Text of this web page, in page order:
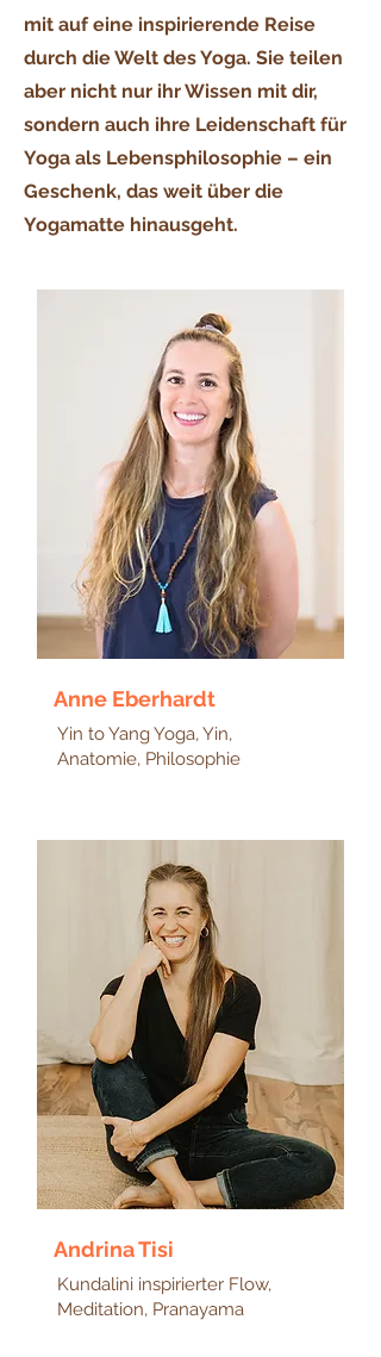
mit auf eine inspirierende Reise
durch die Welt des Yoga. Sie teilen
aber nicht nur ihr Wissen mit dir,
sondern auch ihre Leidenschaft für
Yoga als Lebensphilosophie – ein
Geschenk, das weit über die
Yogamatte hinausgeht.
Anne Eberhardt
Yin to Yang Yoga, Yin,
Anatomie, Philosophie
Andrina Tisi
Kundalini inspirierter Flow,
Meditation, Pranayama